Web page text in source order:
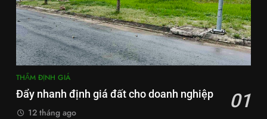
THẨM ĐỊNH GIÁ
Đẩy nhanh định giá đất cho doanh nghiệp 01
12 tháng ago